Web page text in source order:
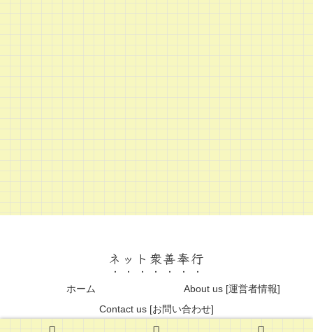
ネット衆善奉行
ホーム
About us [運営者情報]
Contact us [お問い合わせ]